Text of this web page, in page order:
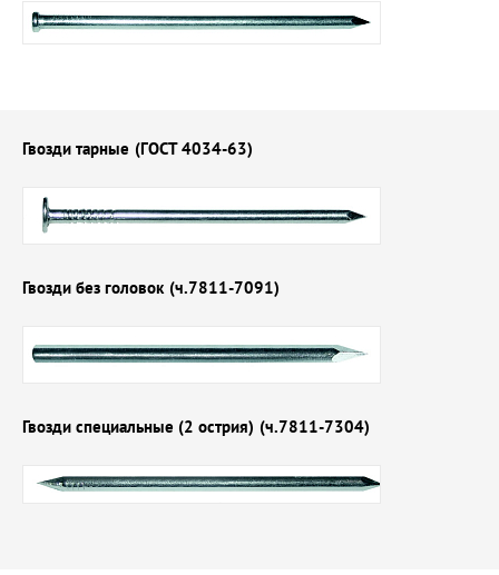
Гвозди тарные (ГОСТ 4034-63)
Гвозди без головок (ч.7811-7091)
Гвозди специальные (2 острия) (ч.7811-7304)